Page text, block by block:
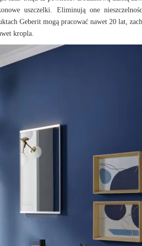
uszczelki. Eliminują one
Geberit mogą pracować nawet 20 lat,
kropla.